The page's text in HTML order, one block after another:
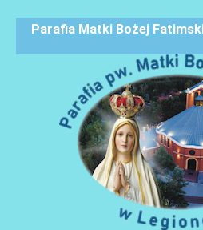
Parafia Matki Bożej